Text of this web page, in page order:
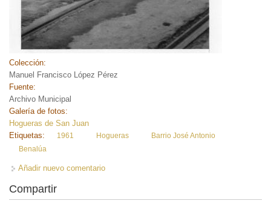
Colección:
Manuel Francisco López Pérez
Fuente:
Archivo Municipal
Galería de fotos:
Hogueras de San Juan
Etiquetas:
1961 Hogueras
Barrio José Antonio
Benalúa
Añadir nuevo comentario
Compartir